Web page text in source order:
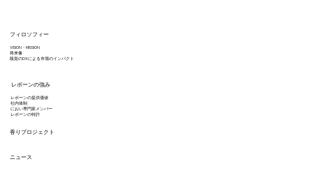
ハスキー先生、ちょっとにおいを嗅ぎ
フィロソフィー
VISION・MISSION
将来像
嗅覚のDXによる市場のインパクト
レボーンの強み
レボーンの提供価値
​社内体制
におい専門家メンバー
レボーンの特許
香りプロジェクト
ニュース